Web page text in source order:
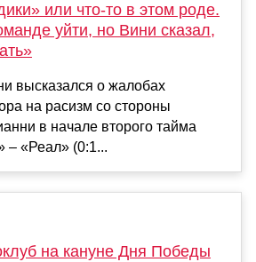
или что-то в этом роде.
уйти, но Вини сказал,
высказался о жалобах
на расизм со стороны
в начале второго тайма
– «Реал» (0:1...
на кануне Дня Победы